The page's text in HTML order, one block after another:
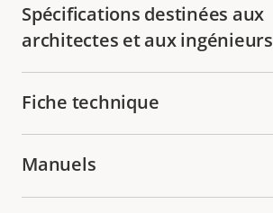
Spécifications destinées aux
architectes et aux ingénieurs
Fiche technique
Manuels